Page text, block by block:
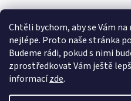
Chtěli bychom, aby se Vám
nejlépe. Proto naše stránka
Budeme rádi, pokud s nimi
zprostředkovat Vám ještě
informacízde.
Lekva nábytek
úchytky Gamet
úchytky